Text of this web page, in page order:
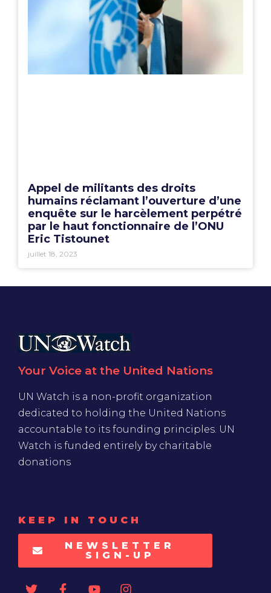
Appel de militants des droits
humains réclamant l’ouverture d’une
enquête sur le harcèlement perpétré
par le haut fonctionnaire de l’ONU
Eric Tistounet
juillet 18, 2023
Your Voice at the United Nations
UN Watch is a non-profit organization
dedicated to holding the United Nations
accountable to its founding principles. UN
Watch is funded entirely by charitable
donations
KEEP IN TOUCH
NEWSLETTER
SIGN-UP